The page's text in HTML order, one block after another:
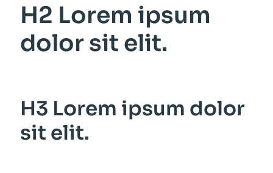
H2 Lorem ipsum
dolor sit elit.
H3 Lorem ipsum dolor
sit elit.